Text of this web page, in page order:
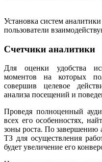
Установка систем
пользователи
Счетчики аналитики
Для оценки удобства
моментов на которых
совершив целевое
анализа посещений и
Проведя полноценный
всех его особенностях,
зоны роста. По завершению
ТЗ для осуществления
будет увеличение его